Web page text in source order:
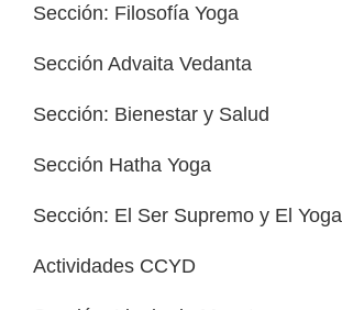
Sección: Filosofía Yoga
Sección Advaita Vedanta
Sección: Bienestar y Salud
Sección Hatha Yoga
Sección: El Ser Supremo y El Yoga
Actividades CCYD